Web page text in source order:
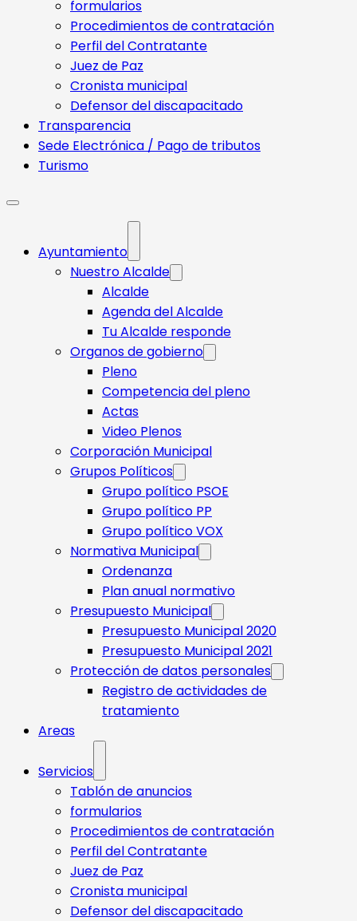
formularios
Procedimientos de contratación
Perfil del Contratante
Juez de Paz
Cronista municipal
Defensor del discapacitado
Transparencia
Sede Electrónica / Pago de tributos
Turismo
Ayuntamiento
Nuestro Alcalde
Alcalde
Agenda del Alcalde
Tu Alcalde responde​
Organos de gobierno
Pleno
Competencia del pleno
Actas
Video Plenos
Corporación Municipal
Grupos Políticos
Grupo político PSOE
Grupo político PP
Grupo político VOX
Normativa Municipal
Ordenanza
Plan anual normativo
Presupuesto Municipal
Presupuesto Municipal 2020
Presupuesto Municipal 2021
Protección de datos personales
Registro de actividades de
tratamiento
Areas
Servicios
Tablón de anuncios
formularios
Procedimientos de contratación
Perfil del Contratante
Juez de Paz
Cronista municipal
Defensor del discapacitado